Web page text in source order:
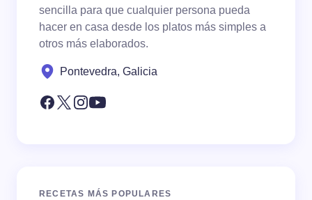
sencilla para que cualquier persona pueda
hacer en casa desde los platos más simples a
otros más elaborados.
Pontevedra, Galicia
RECETAS MÁS POPULARES